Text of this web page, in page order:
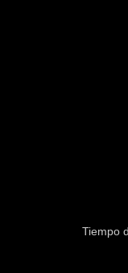
Tiempo